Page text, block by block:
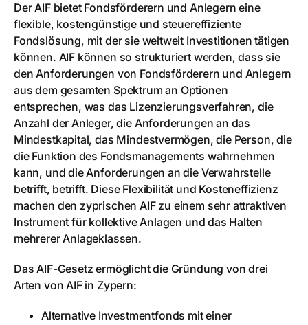
Der AIF bietet Fondsförderern und Anlegern eine
flexible, kostengünstige und steuereffiziente
Fondslösung, mit der sie weltweit Investitionen tätigen
können. AIF können so strukturiert werden, dass sie
den Anforderungen von Fondsförderern und Anlegern
aus dem gesamten Spektrum an Optionen
entsprechen, was das Lizenzierungsverfahren, die
Anzahl der Anleger, die Anforderungen an das
Mindestkapital, das Mindestvermögen, die Person, die
die Funktion des Fondsmanagements wahrnehmen
kann, und die Anforderungen an die Verwahrstelle
betrifft, betrifft. Diese Flexibilität und Kosteneffizienz
machen den zyprischen AIF zu einem sehr attraktiven
Instrument für kollektive Anlagen und das Halten
mehrerer Anlageklassen.
Das AIF-Gesetz ermöglicht die Gründung von drei
Arten von AIF in Zypern:
Alternative Investmentfonds mit einer